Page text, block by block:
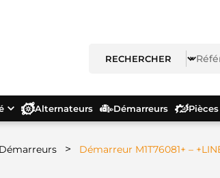
Alternateurs Démarreurs
Démarreurs > Démarreur M1T76081+ –